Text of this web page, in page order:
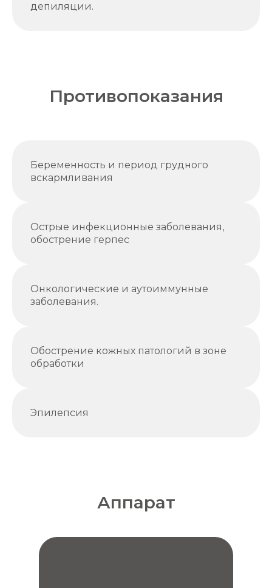
депиляции.
Противопоказания
Беременность и период грудного
вскармливания
Острые инфекционные заболевания,
обострение герпес
Онкологические и аутоиммунные
заболевания.
Обострение кожных патологий в зоне
обработки
Эпилепсия
Аппарат